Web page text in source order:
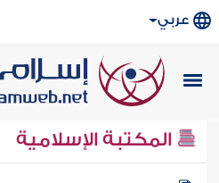
عربي
المكتبة الإسلامية